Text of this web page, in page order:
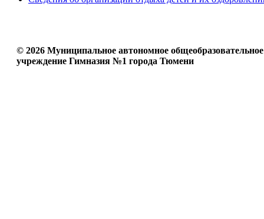
© 2026 Муниципальное автономное общеобразовательное
учреждение Гимназия №1 города Тюмени